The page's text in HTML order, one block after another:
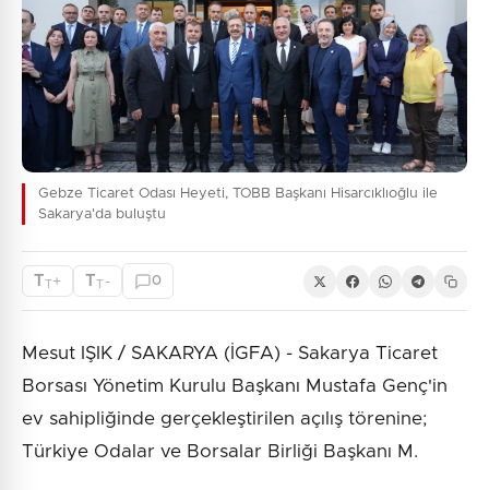
Gebze Ticaret Odası Heyeti, TOBB Başkanı Hisarcıklıoğlu ile
Sakarya'da buluştu
TT+ TT - 0
Mesut IŞIK / SAKARYA (İGFA) - Sakarya Ticaret
Borsası Yönetim Kurulu Başkanı Mustafa Genç'in
ev sahipliğinde gerçekleştirilen açılış törenine;
Türkiye Odalar ve Borsalar Birliği Başkanı M.